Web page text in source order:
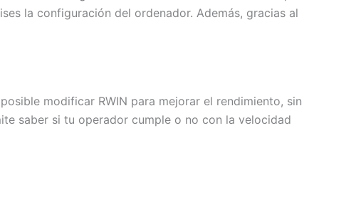
la configuración del ordenador. Además, gracias al
modificar RWIN para mejorar el rendimiento, sin
saber si tu operador cumple o no con la velocidad